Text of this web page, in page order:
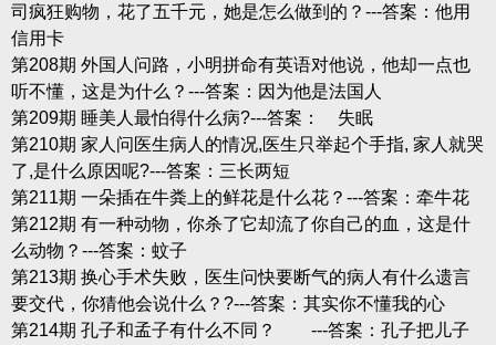
司疯狂购物，花了五千元，她是怎么做到的？---答案：他用
信用卡
第208期 外国人问路，小明拼命有英语对他说，他却一点也
听不懂，这是为什么？---答案：因为他是法国人
第209期 睡美人最怕得什么病?---答案： 失眠
第210期 家人问医生病人的情况,医生只举起个手指, 家人就哭
了,是什么原因呢?---答案：三长两短
第211期 一朵插在牛粪上的鲜花是什么花？---答案：牵牛花
第212期 有一种动物，你杀了它却流了你自己的血，这是什
么动物？---答案：蚊子
第213期 换心手术失败，医生问快要断气的病人有什么遗言
要交代，你猜他会说什么？?---答案：其实你不懂我的心
第214期 孔子和孟子有什么不同？ ---答案：孔子把儿子